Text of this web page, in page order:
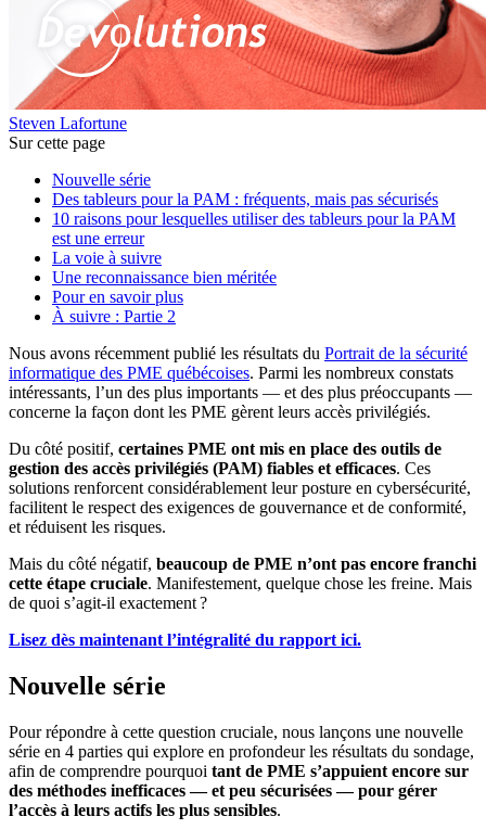
Steven Lafortune
Sur cette page
Nouvelle série
Des tableurs pour la PAM : fréquents, mais pas sécurisés
10 raisons pour lesquelles utiliser des tableurs pour la PAM
est une erreur
La voie à suivre
Une reconnaissance bien méritée
Pour en savoir plus
À suivre : Partie 2
Nous avons récemment publié les résultats du Portrait de la sécurité
informatique des PME québécoises. Parmi les nombreux constats
intéressants, l’un des plus importants — et des plus préoccupants —
concerne la façon dont les PME gèrent leurs accès privilégiés.
Du côté positif, certaines PME ont mis en place des outils de
gestion des accès privilégiés (PAM) fiables et efficaces. Ces
solutions renforcent considérablement leur posture en cybersécurité,
facilitent le respect des exigences de gouvernance et de conformité,
et réduisent les risques.
Mais du côté négatif, beaucoup de PME n’ont pas encore franchi
cette étape cruciale. Manifestement, quelque chose les freine. Mais
de quoi s’agit-il exactement ?
Lisez dès maintenant l’intégralité du rapport ici.
Nouvelle série
Pour répondre à cette question cruciale, nous lançons une nouvelle
série en 4 parties qui explore en profondeur les résultats du sondage,
afin de comprendre pourquoi tant de PME s’appuient encore sur
des méthodes inefficaces — et peu sécurisées — pour gérer
l’accès à leurs actifs les plus sensibles.